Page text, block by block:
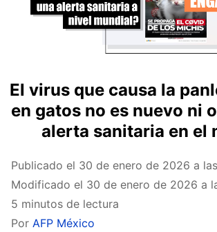
El virus que causa la
en gatos no es nuevo ni
alerta sanitaria en el
Publicado el 30 de enero de 2026 a
Modificado el 30 de enero de 2026 a
5 minutos de lectura
Por AFP México